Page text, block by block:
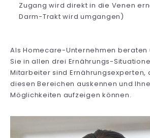
Zugang wird direkt in die Venen
Darm-Trakt wird umgangen)
Als Homecare-Unternehmen beraten
Sie in allen drei Ernährungs-
Mitarbeiter sind Ernährungsexperten,
diesen Bereichen auskennen und
Möglichkeiten aufzeigen können.